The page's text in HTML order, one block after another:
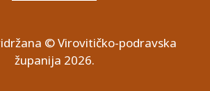
© Virovitičko-podravska
županija 2026.